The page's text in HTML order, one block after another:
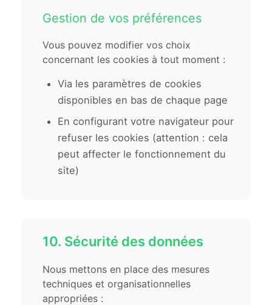
Gestion de vos préférences
Vous pouvez modifier vos choix
concernant les cookies à tout moment :
Via les paramètres de cookies
disponibles en bas de chaque page
En configurant votre navigateur pour
refuser les cookies (attention : cela
peut affecter le fonctionnement du
site)
10. Sécurité des données
Nous mettons en place des mesures
techniques et organisationnelles
appropriées :